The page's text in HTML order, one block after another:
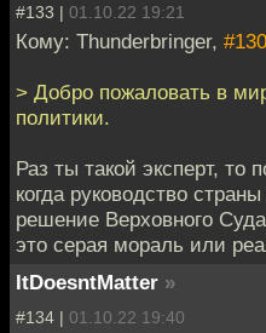
#133 | 01.10.22 19:21
Кому: Thunderbringer, #130
> Добро пожаловать в
политики.
Раз ты такой эксперт, то
когда руководство
решение Верховного
это серая мораль или
ItDoesntMatter »
#134 | 01.10.22 19:40